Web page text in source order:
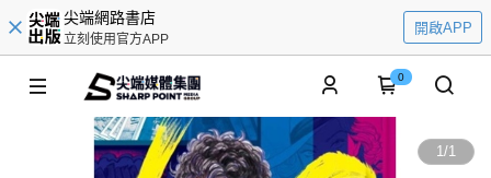
尖端網路書店
立刻使用官方APP
開啟APP
0
1/1